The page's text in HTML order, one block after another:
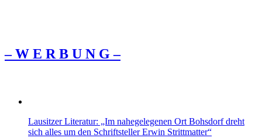
– W Ε R Β U Ν G –
Lausitzer Literatur: „Im nahegelegenen Ort Bohsdorf dreht
sich alles um den Schriftsteller Erwin Strittmatter“